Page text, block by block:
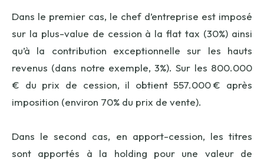
Dans le premier cas, le chef d’entreprise est imposé
sur la plus-value de cession à la flat tax (30%) ainsi
qu’à la contribution exceptionnelle sur les hauts
revenus (dans notre exemple, 3%). Sur les 800.000
€ du prix de cession, il obtient 557.000 € après
imposition (environ 70% du prix de vente).
Dans le second cas, en apport-cession, les titres
sont apportés à la holding pour une valeur de